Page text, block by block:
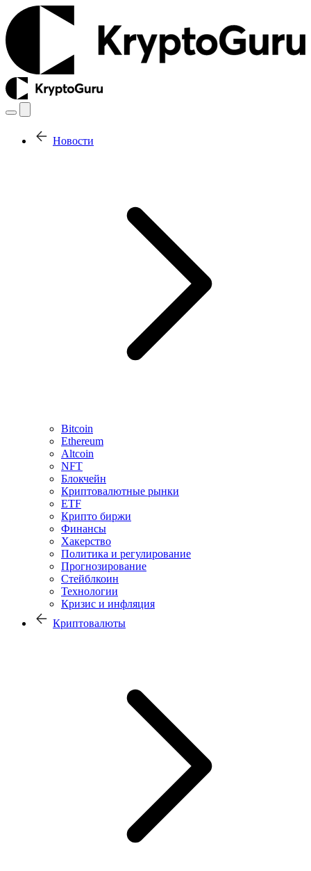
Новости
Bitcoin
Ethereum
Altcoin
NFT
Блокчейн
Криптовалютные рынки
ETF
Крипто биржи
Финансы
Хакерство
Политика и регулирование
Прогнозирование
Стейблкоин
Технологии
Кризис и инфляция
Криптовалюты